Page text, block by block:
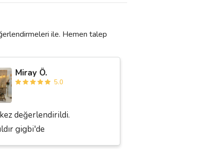
ile. Hemen talep
Miray Ö.
5.0
değerlendirildi.
gigbi'de